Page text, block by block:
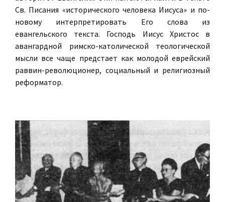
Св. Писания «исторического человека Иисуса» и по-
новому интерпретировать Его слова из
евангельского текста. Господь Иисус Христос в
авангардной римско-католической теологической
мысли все чаще предстает как молодой еврейский
раввин-революционер, социальный и религиозный
реформатор.